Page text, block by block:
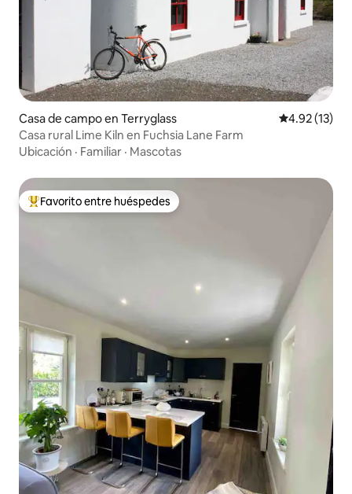
Casa de campo en Terryglass Calificación
4.92 (13)
Casa rural Lime Kiln en Fuchsia Lane Farm
Ubicación · Familiar · Mascotas
Favorito entre huéspedes preferido
Favorito entre huéspedes